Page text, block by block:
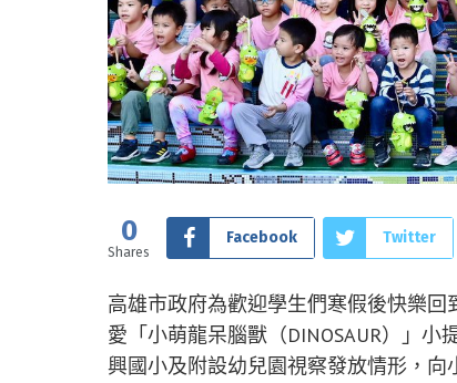
0
Shares
Facebook Twitter
高雄市政府為歡迎學生們寒假後快樂
愛「小萌龍呆腦獸（DINOSAUR）」
興國小及附設幼兒園視察發放情形，